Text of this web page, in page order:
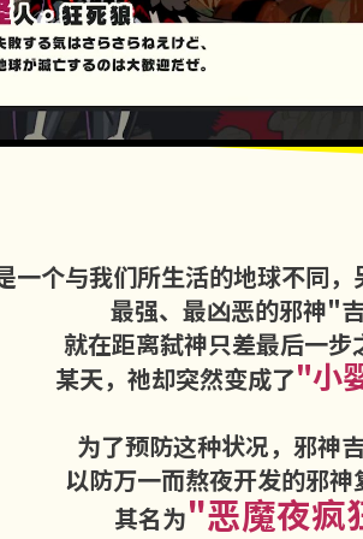
一个与我们所生活的地球不同
最强、最凶恶的邪神"
就在距离弑神只差最后一
某天，祂却突然变成了"小
为了预防这种状况，邪神
以防万一而熬夜开发的邪神
其名为"恶魔夜疯